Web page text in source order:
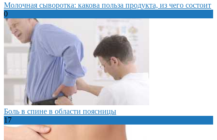
Молочная сыворотка: какова польза продукта, из чего состоит
0
Боль в спине в области поясницы
17